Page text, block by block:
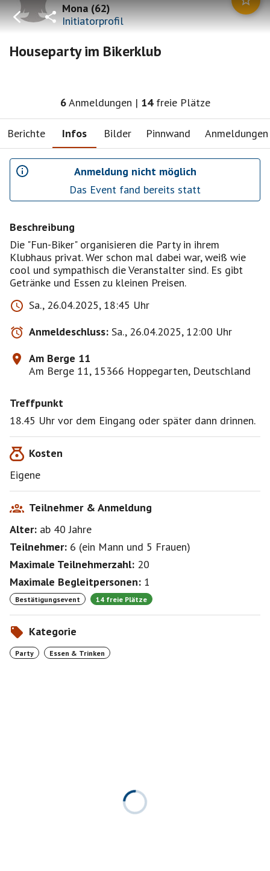
Mona(62)
Initiatorprofil
Houseparty im Bikerklub
6Anmeldungen | 14 freie Plätze
Berichte Infos Bilder Pinnwand Anmeldungen
Anmeldung nicht möglich
Das Event fand bereits statt
Beschreibung
Die "Fun-Biker" organisieren die Party in ihrem
Klubhaus privat. Wer schon mal dabei war, weiß wie
cool und sympathisch die Veranstalter sind. Es gibt
Getränke und Essen zu kleinen Preisen.
Sa., 26.04.2025, 18:45 Uhr
Anmeldeschluss: Sa., 26.04.2025, 12:00 Uhr
Am Berge 11
Am Berge 11, 15366 Hoppegarten, Deutschland
Treffpunkt
18.45 Uhr vor dem Eingang oder später dann drinnen.
Kosten
Eigene
Teilnehmer & Anmeldung
Alter: ab 40Jahre
Teilnehmer: 6 (ein Mann und 5 Frauen)
Maximale Teilnehmerzahl: 20
Maximale Begleitpersonen: 1
Bestätigungsevent 14 freie Plätze
Kategorie
Party Essen & Trinken